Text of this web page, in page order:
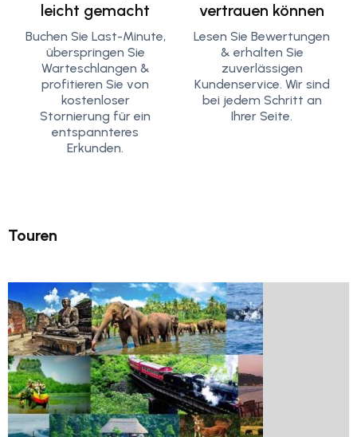
leicht gemacht
Buchen Sie Last-Minute,
überspringen Sie
Warteschlangen &
profitieren Sie von
kostenloser
Stornierung für ein
entspannteres
Erkunden.
vertrauen können
Lesen Sie Bewertungen
& erhalten Sie
zuverlässigen
Kundenservice. Wir sind
bei jedem Schritt an
Ihrer Seite.
Touren